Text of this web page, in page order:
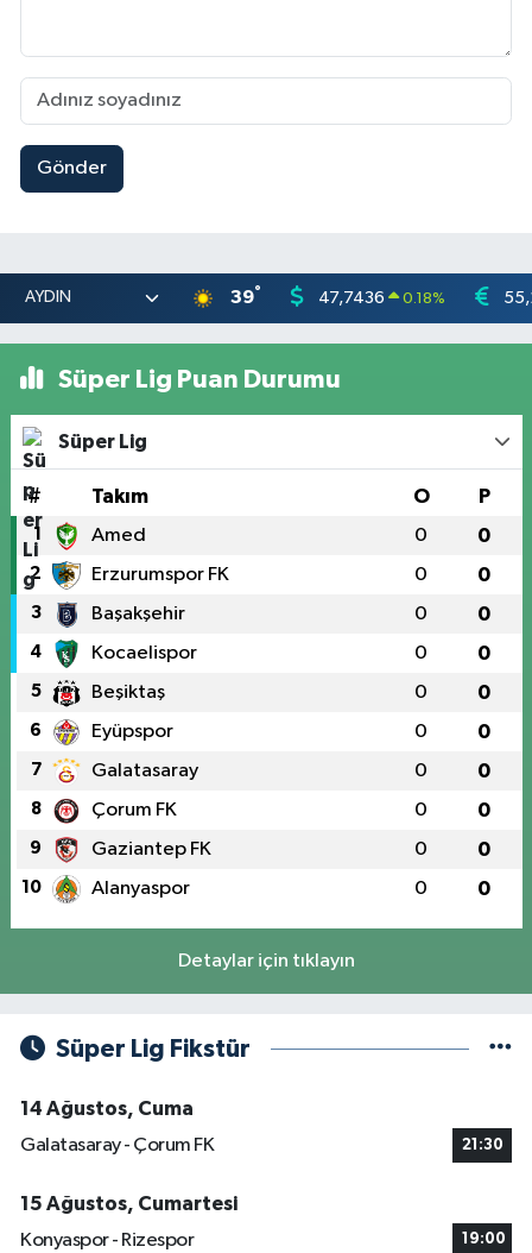
Gönder
39° 47,7436 0.18%
Süper Lig Puan Durumu
Süper Lig
# Takım O P
1 Amed 0 0
2 Erzurumspor FK 0 0
3 Başakşehir 0 0
4 Kocaelispor 0 0
5 Beşiktaş 0 0
6 Eyüpspor 0 0
7 Galatasaray 0 0
8 Çorum FK 0 0
9 Gaziantep FK 0 0
10 Alanyaspor 0 0
Detaylar için tıklayın
Süper Lig Fikstür
14 Ağustos, Cuma
Galatasaray - Çorum FK
21:30
15 Ağustos, Cumartesi
Konyaspor - Rizespor
19:00